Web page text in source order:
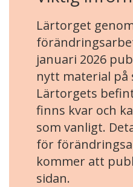
Lärtorget
januari 2026
nytt material på
Lärtorgets
finns kvar och
som vanligt.
för
kommer att
sidan.